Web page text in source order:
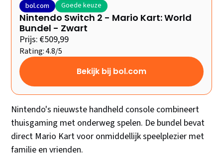
bol.com Goede keuze
Nintendo Switch 2 - Mario Kart: World
Bundel - Zwart
Prijs: €509,99
Rating: 4.8/5
Bekijk bij bol.com
Nintendo's nieuwste handheld console combineert
thuisgaming met onderweg spelen. De bundel bevat
direct Mario Kart voor onmiddellijk speelplezier met
familie en vrienden.